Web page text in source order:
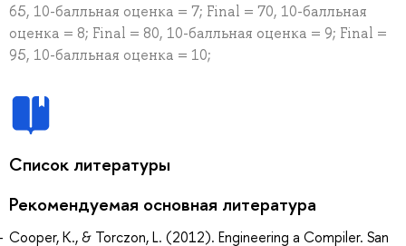
65, 10-балльная оценка = 7; Final = 70, 10-балльная
оценка = 8; Final = 80, 10-балльная оценка = 9; Final =
95, 10-балльная оценка = 10;
Список литературы
Рекомендуемая основная литература
Cooper, K., & Torczon, L. (2012). Engineering a Compiler. San